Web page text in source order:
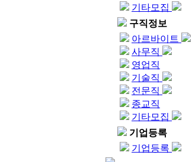
기타모집
구직정보
아르바이트
사무직
영업직
기술직
전문직
종교직
기타모집
기업등록
기업등록